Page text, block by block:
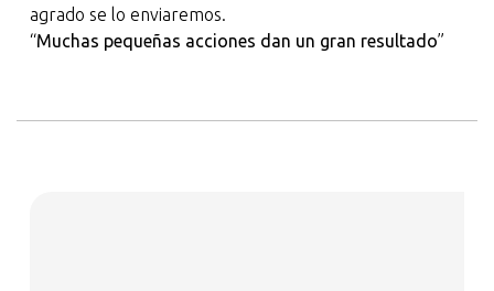
agrado se lo enviaremos.
“Muchas pequeñas acciones dan un gran resultado”